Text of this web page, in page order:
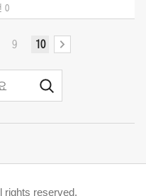
0
9 10
rights reserved.